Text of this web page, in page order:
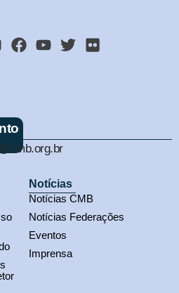
Notícias
Notícias CMB
Notícias Federações
Eventos
Imprensa